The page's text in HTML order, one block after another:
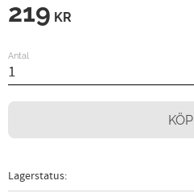
219 KR
Antal
KÖP
Lagerstatus